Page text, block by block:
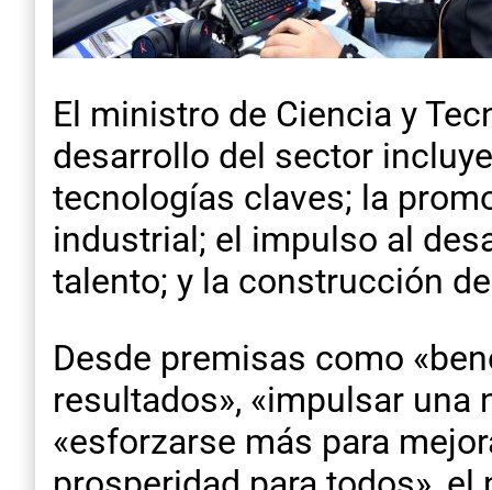
El ministro de Ciencia y
desarrollo del sector
tecnologías claves; la
industrial; el impulso al
talento; y la construcción
Desde premisas como
resultados», «impulsar una
«esforzarse más para